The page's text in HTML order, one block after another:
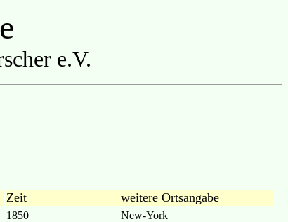
e.V.
Zeit weitere Ortsangabe
1850 New-York